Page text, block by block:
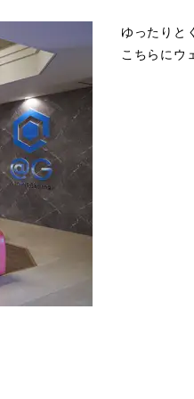
ゆったりと
こちらにウ